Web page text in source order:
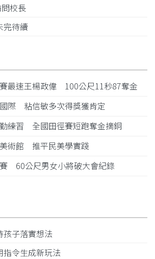
校長
完待續
最速王楊政偉 100公尺11秒87奪金
際 粘信敏多次得獎獲肯定
練習 全國田徑賽短跑奪金摘銅
術館 推平民美學實踐
60公尺男女小將破大會紀錄
子落實想法
令生成新玩法